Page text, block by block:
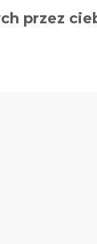
przez